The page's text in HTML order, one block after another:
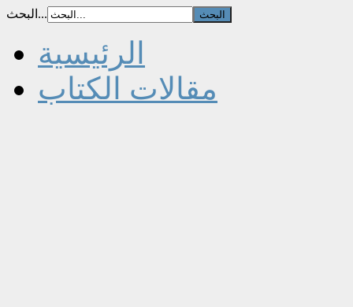
البحث...
الرئيسية
مقالات الكتاب